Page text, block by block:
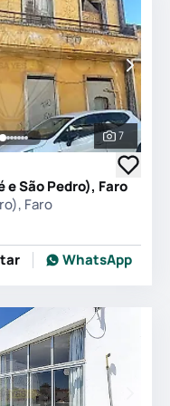
Ver
7
e São Pedro), Faro
Faro
WhatsApp